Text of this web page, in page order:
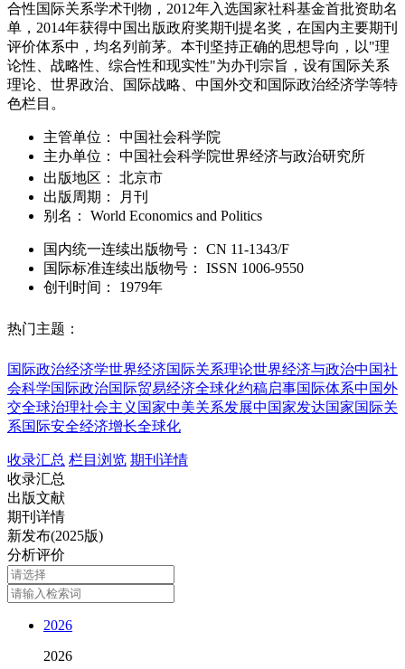
合性国际关系学术刊物，2012年入选国家社科基金首批资助名
单，2014年获得中国出版政府奖期刊提名奖，在国内主要期刊
评价体系中，均名列前茅。本刊坚持正确的思想导向，以"理
论性、战略性、综合性和现实性"为办刊宗旨，设有国际关系
理论、世界政治、国际战略、中国外交和国际政治经济学等特
色栏目。
主管单位：
中国社会科学院
主办单位：
中国社会科学院世界经济与政治研究所
出版地区：
北京市
出版周期：
月刊
别名：
World Economics and Politics
国内统一连续出版物号： CN 11-1343/F
国际标准连续出版物号 ： ISSN 1006-9550
创刊时间：
1979年
热门主题：
国际政治经济学世界经济国际关系理论世界经济与政治中国社
会科学国际政治国际贸易经济全球化约稿启事国际体系中国外
交全球治理社会主义国家中美关系发展中国家发达国家国际关
系国际安全经济增长全球化
收录汇总 栏目浏览 期刊详情
收录汇总
出版文献
期刊详情
新发布(2025版)
分析评价
2026
2026